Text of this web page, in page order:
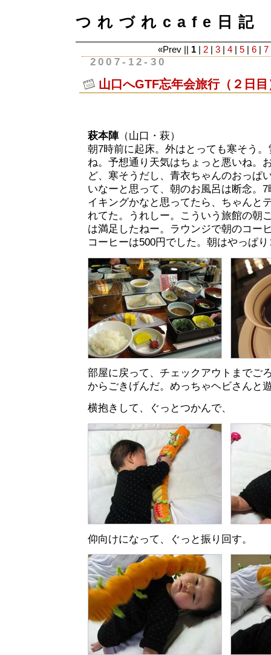
つれづれcafe日記
«Prev || 1 2 3 4 5 6 7
2007-12-30
山口へGTF忘年会旅行（２日目
萩本陣（山口・萩）
朝7時前に起床。外はとっても寒そう
ね。予想通り天気はちょっと悪いね。
ど、寒そうだし、青衣ちゃんのおっぱ
いなーと思って、朝のお風呂は断念。
イキングかなと思ってたら、ちゃんと
れてた。うれしー。こういう旅館の朝
は満足したねー。ラウンジで朝のコー
コーヒーは500円でした。朝はやっぱ
部屋に戻って、チェックアウトまでご
からごきげんだ。めっちゃヘビさんと
横抱きして、ぐっとつかんで、
仰向けになって、ぐっと振り回す。